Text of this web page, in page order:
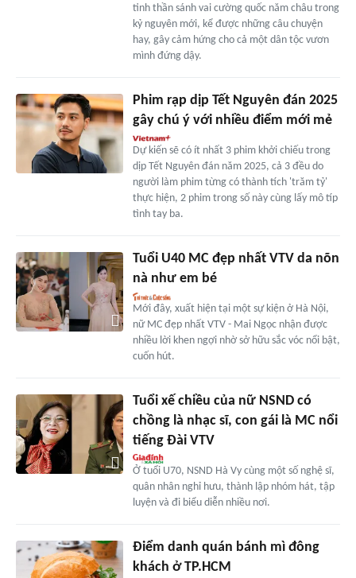
tinh thần sánh vai cường quốc năm châu trong
kỷ nguyên mới, kể được những câu chuyện
hay, gây cảm hứng cho cả một dân tộc vươn
mình đứng dậy.
Phim rạp dịp Tết Nguyên đán 2025
gây chú ý với nhiều điểm mới mẻ
Dự kiến sẽ có ít nhất 3 phim khởi chiếu trong
dịp Tết Nguyên đán năm 2025, cả 3 đều do
người làm phim từng có thành tích 'trăm tỷ'
thực hiện, 2 phim trong số này cùng lấy mô típ
tình tay ba.
Tuổi U40 MC đẹp nhất VTV da nõn
nà như em bé
Mới đây, xuất hiện tại một sự kiện ở Hà Nội,
nữ MC đẹp nhất VTV - Mai Ngọc nhận được
nhiều lời khen ngợi nhờ sở hữu sắc vóc nổi bật,
cuốn hút.
Tuổi xế chiều của nữ NSND có
chồng là nhạc sĩ, con gái là MC nổi
tiếng Đài VTV
Ở tuổi U70, NSND Hà Vy cùng một số nghệ sĩ,
quân nhân nghỉ hưu, thành lập nhóm hát, tập
luyện và đi biểu diễn nhiều nơi.
Điểm danh quán bánh mì đông
khách ở TP.HCM